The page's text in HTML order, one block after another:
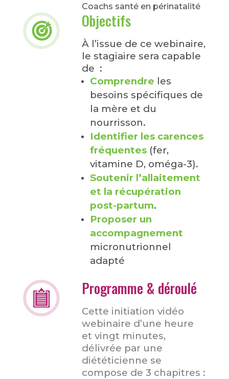
Coachs santé en périnatalité
Objectifs
À l’issue de ce webinaire,
le stagiaire sera capable
de :
Comprendre les
besoins spécifiques de
la mère et du
nourrisson.
Identifier les carences
fréquentes(fer,
vitamine D, oméga-3).
Soutenir l’allaitement
et la récupération
post-partum.
Proposer un
accompagnement
micronutrionnel
adapté
Programme & déroulé
Cette initiation vidéo
webinaire d’une heure
et vingt minutes,
délivrée par une
diététicienne se
compose de 3 chapitres :